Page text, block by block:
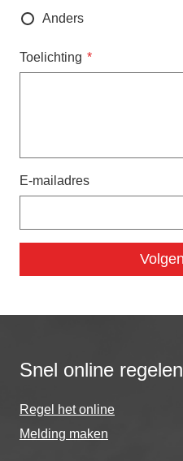
Anders
Toelichting
E-mailadres
Snel online regelen
Regel het online
Melding maken